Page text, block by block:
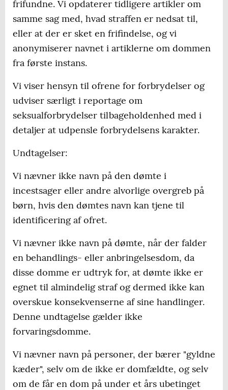
frifundne. Vi opdaterer tidligere artikler om
samme sag med, hvad straffen er nedsat til,
eller at der er sket en frifindelse, og vi
anonymiserer navnet i artiklerne om dommen
fra første instans.
Vi viser hensyn til ofrene for forbrydelser og
udviser særligt i reportage om
seksualforbrydelser tilbageholdenhed med i
detaljer at udpensle forbrydelsens karakter.
Undtagelser:
Vi nævner ikke navn på den dømte i
incestsager eller andre alvorlige overgreb på
børn, hvis den dømtes navn kan tjene til
identificering af ofret.
Vi nævner ikke navn på dømte, når der falder
en behandlings- eller anbringelsesdom, da
disse domme er udtryk for, at dømte ikke er
egnet til almindelig straf og dermed ikke kan
overskue konsekvenserne af sine handlinger.
Denne undtagelse gælder ikke
forvaringsdomme.
Vi nævner navn på personer, der bærer "gyldne
kæder", selv om de ikke er domfældte, og selv
om de får en dom på under et års ubetinget